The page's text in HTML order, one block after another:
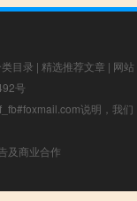
目录 | 精选推荐文章 | 网站
号
说明，我们
及商业合作